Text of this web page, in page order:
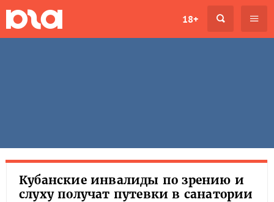
18+
Кубанские инвалиды по зрению и
слуху получат путевки в санатории